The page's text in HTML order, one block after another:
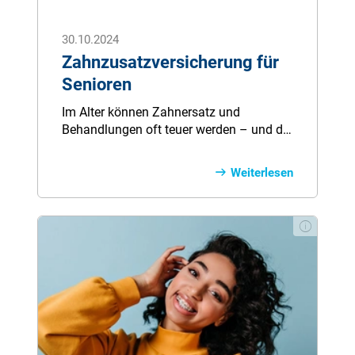
30.10.2024
Zahnzusatzversicherung für
Senioren
Im Alter können Zahnersatz und
Behandlungen oft teuer werden – und die
dazu. Eine Zahnzusatzversicherung
schützt Senioren vor hohen Eigenanteilen
und sorgt dafür, dass Sie sich die beste
Versorgung leisten können – von Kronen
bis Implantaten. Erfahren Sie, wann sich
der Abschluss besonders lohnt, worauf
Sie bei der Tarifwahl achten sollten und
wie Sie mit dem richtigen Schutz Ihr
Lächeln und Ihr Budget langfristig
bewahren.
Weiterlesen